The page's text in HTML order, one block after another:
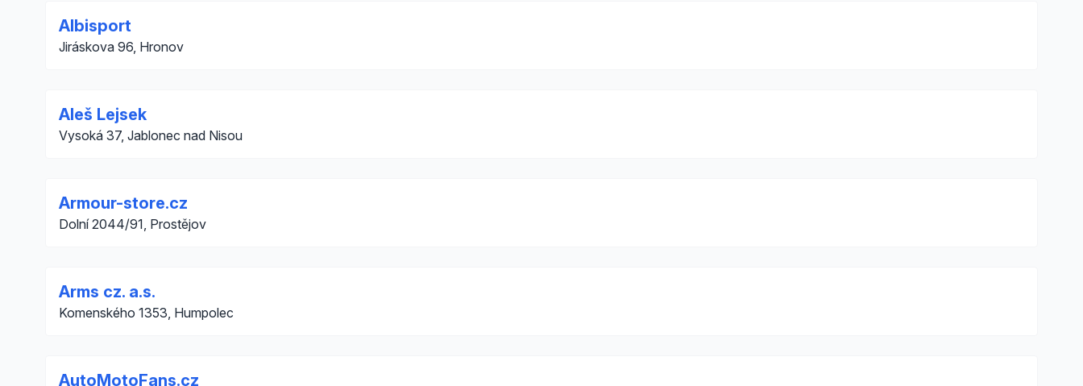
Albisport
Jiráskova 96, Hronov
Aleš Lejsek
Vysoká 37, Jablonec nad Nisou
Armour-store.cz
Dolní 2044/91, Prostějov
Arms cz. a.s.
Komenského 1353, Humpolec
AutoMotoFans.cz